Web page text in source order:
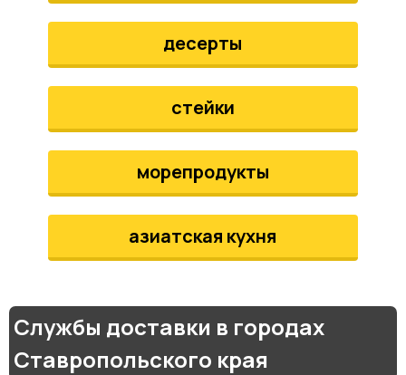
десерты
стейки
морепродукты
азиатская кухня
Службы доставки в городах
Ставропольского края